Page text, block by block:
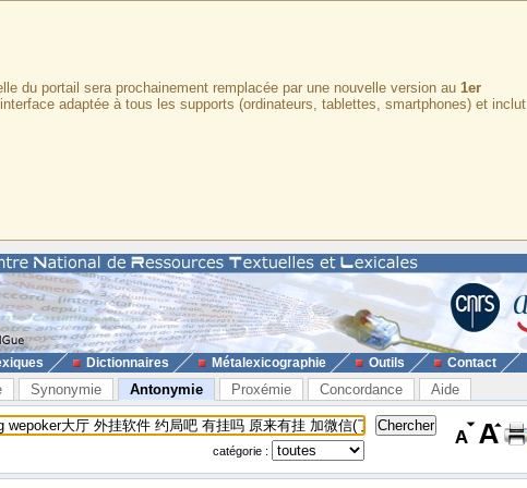
du portail sera prochainement remplacée par une nouvelle version au 1er
adaptée à tous les supports (ordinateurs, tablettes, smartphones) et inclut
Dictionnaires Métalexicographie Outils Contact
Synonymie Antonymie Proxémie Concordance Aide
catégorie :